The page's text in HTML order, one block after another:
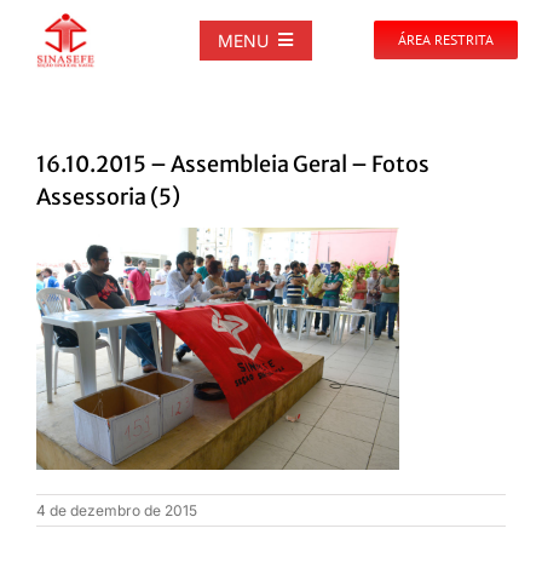
MENU
NOTÍCIAS
PUBLICAÇÕES
DOCUMENTOS
GALERIAS
EVENTOS
ÁREA RESTRITA
16.10.2015 – Assembleia Geral – Fotos
Assessoria (5)
4 de dezembro de 2015